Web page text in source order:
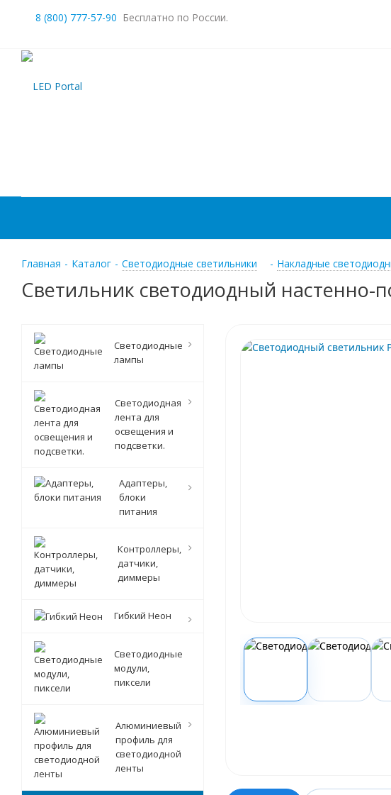
8 (800) 777-57-90 Бесплатно по России.
Главная - Каталог - Светодиодные светильники - Накладные
Светильник светодиодный настенно-
Светодиодные
лампы
Светодиодная
лента для
освещения и
подсветки.
Адаптеры,
блоки
питания
Контроллеры,
датчики,
диммеры
Гибкий Неон
Светодиодные
модули,
пиксели
Алюминиевый
профиль для
светодиодной
ленты